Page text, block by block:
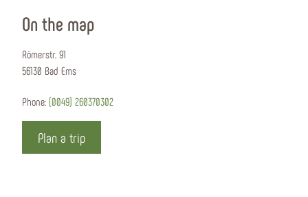
On the map
Römerstr. 91
56130 Bad Ems
Phone: (0049) 260370302
Plan a trip